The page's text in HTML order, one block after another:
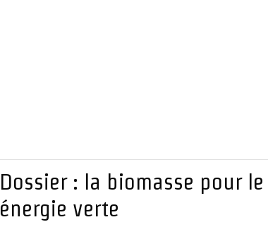
Dossier : la biomasse pour
énergie verte